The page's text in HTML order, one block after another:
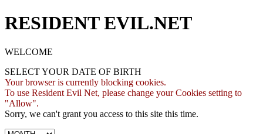
RESIDENT EVIL.NET
WELCOME
SELECT YOUR DATE OF BIRTH
Your browser is currently blocking cookies.
To use Resident Evil Net, please change your Cookies setting to
"Allow".
Sorry, we can't grant you access to this site this time.